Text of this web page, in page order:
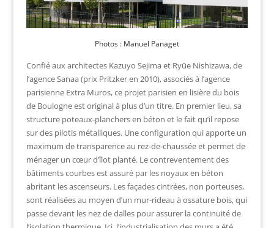
Photos : Manuel Panaget
Confié aux architectes Kazuyo Sejima et Ryūe Nishizawa, de
l’agence Sanaa (prix Pritzker en 2010), associés à l’agence
parisienne Extra Muros, ce projet parisien en lisière du bois
de Boulogne est original à plus d’un titre. En premier lieu, sa
structure poteaux-planchers en béton et le fait qu’il repose
sur des pilotis métalliques. Une configuration qui apporte un
maximum de transparence au rez-de-chaussée et permet de
ménager un cœur d’îlot planté. Le contreventement des
bâtiments courbes est assuré par les noyaux en béton
abritant les ascenseurs. Les façades cintrées, non porteuses,
sont réalisées au moyen d’un mur-rideau à ossature bois, qui
passe devant les nez de dalles pour assurer la continuité de